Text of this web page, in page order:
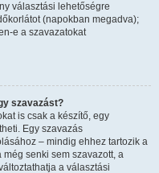
választási lehetőségre
(napokban megadva);
e a szavazatokat
szavazást?
is csak a készítő, egy
Egy szavazás
– mindig ehhez tartozik a
senki sem szavazott, a
a választási